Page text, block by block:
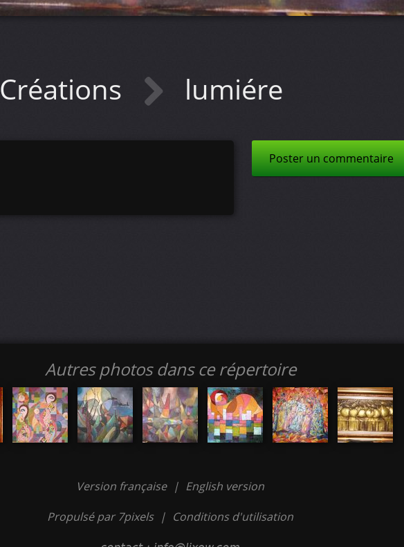
Créations lumiére
Poster un commentaire
Autres photos dans ce répertoire
Version française | English version
Propulsé par 7pixels | Conditions d'utilisation